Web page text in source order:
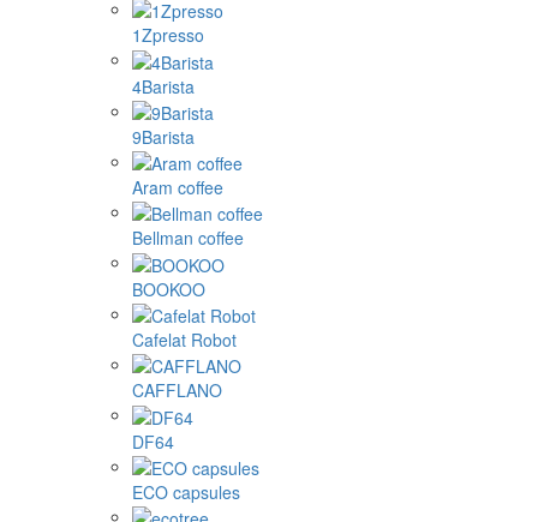
1Zpresso
4Barista
9Barista
Aram coffee
Bellman coffee
BOOKOO
Cafelat Robot
CAFFLANO
DF64
ECO capsules